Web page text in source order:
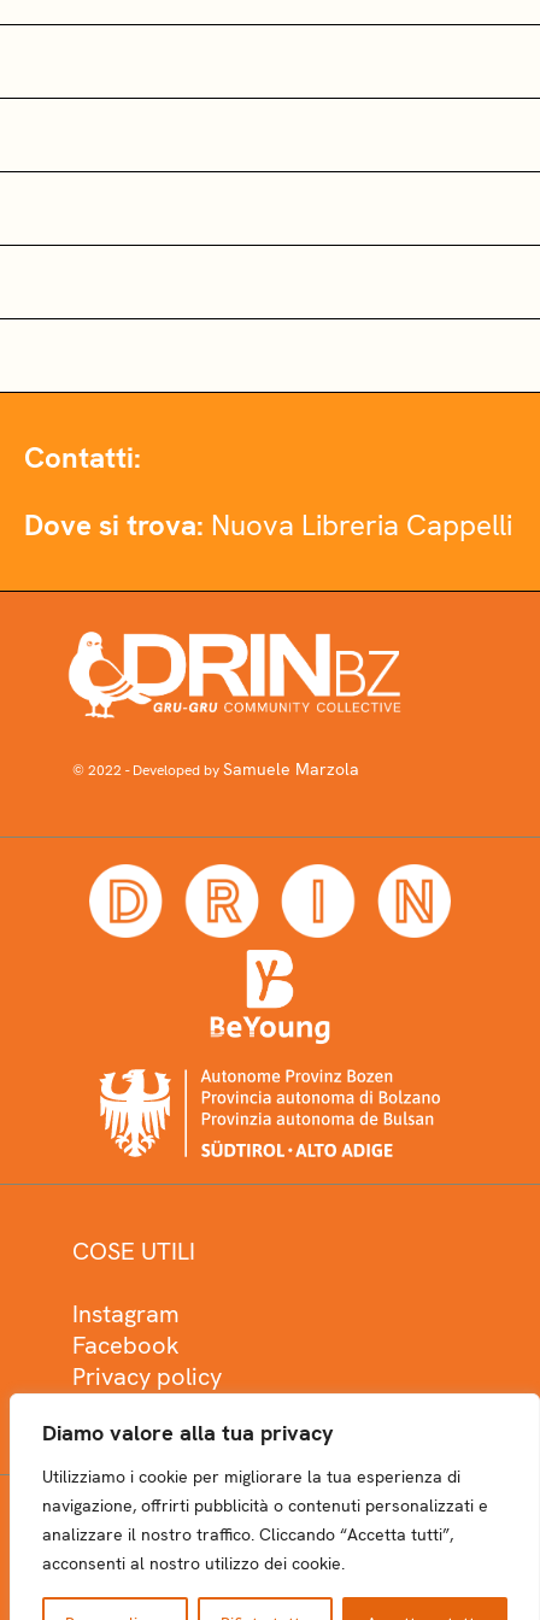
Diamo valore alla tua privacy
Utilizziamo i cookie per migliorare la tua esperienza di
navigazione, offrirti pubblicità o contenuti personalizzati e
analizzare il nostro traffico. Cliccando “Accetta tutti”,
acconsenti al nostro utilizzo dei cookie.
Contatti:
Dove si trova: Nuova Libreria Cappelli
© 2022 - Developed bySamuele Marzola
COSE UTILI
Instagram
Facebook
Privacy policy
NEWSLETTER